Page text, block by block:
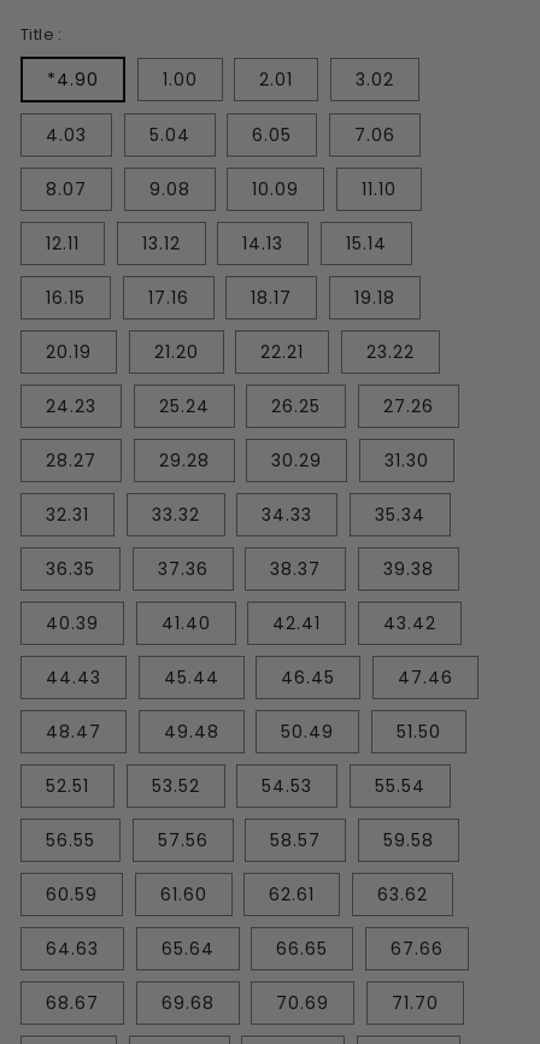
Title :
*4.90 1.00 2.01 3.02
4.03 5.04 6.05 7.06
8.07 9.08 10.09 11.10
12.11 13.12 14.13 15.14
16.15 17.16 18.17 19.18
20.19 21.20 22.21 23.22
24.23 25.24 26.25 27.26
28.27 29.28 30.29 31.30
32.31 33.32 34.33 35.34
36.35 37.36 38.37 39.38
40.39 41.40 42.41 43.42
44.43 45.44 46.45 47.46
48.47 49.48 50.49 51.50
52.51 53.52 54.53 55.54
56.55 57.56 58.57 59.58
60.59 61.60 62.61 63.62
64.63 65.64 66.65 67.66
68.67 69.68 70.69 71.70